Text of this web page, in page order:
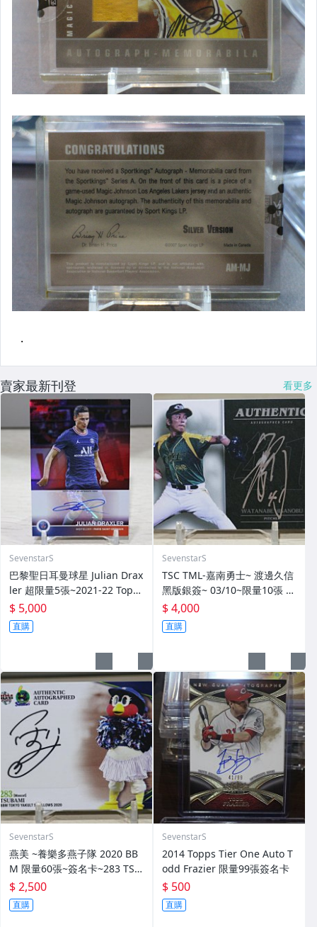
賣家最新刊登 看更多
SevenstarS
巴黎聖日耳曼球星 Julian Drax
ler 超限量5張~2021-22 Topp
s Paris Saint-Germain SSP
亮面簽名卡~
$ 5,000
直購
SevenstarS
TSC TML-嘉南勇士~ 渡邊久信
黑版銀簽~ 03/10~限量10張 簽
名卡~交換卡 已換回~ 簽背號4
1~西武獅日職3屆勝投王 勇士T
ML三冠王 MVP~
$ 4,000
直購
SevenstarS
燕美 ~養樂多燕子隊 2020 BB
M 限量60張~簽名卡~283 TSU
BAMI~最強吉祥物 燕九郎妹妹
$ 2,500
直購
SevenstarS
2014 Topps Tier One Auto T
odd Frazier 限量99張簽名卡
$ 500
直購